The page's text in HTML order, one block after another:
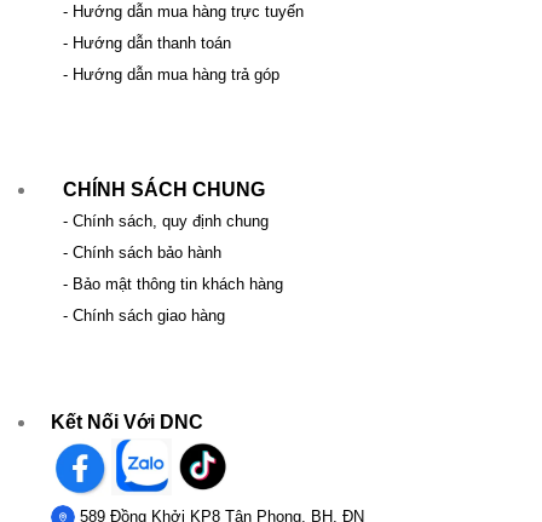
- Hướng dẫn mua hàng trực tuyến
- Hướng dẫn thanh toán
- Hướng dẫn mua hàng trả góp
CHÍNH SÁCH CHUNG
- Chính sách, quy định chung
- Chính sách bảo hành
- Bảo mật thông tin khách hàng
- Chính sách giao hàng
Kết Nối Với DNC
589 Đồng Khởi KP8 Tân Phong, BH, ĐN